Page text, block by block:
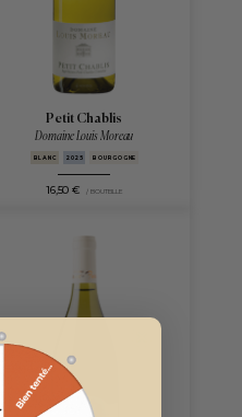
Petit Chablis
Domaine Louis Moreau
BLANC 2025 BOURGOGNE
16,50 € / BOUTEILLE